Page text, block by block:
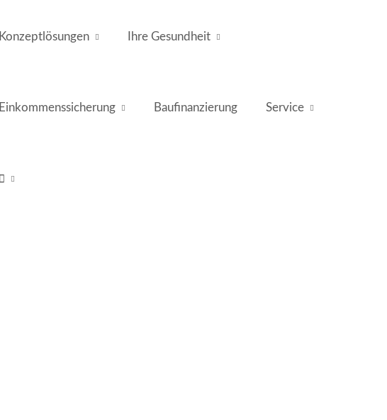
Konzeptlösungen Ihre Gesundheit
Einkommenssicherung Baufinanzierung Service